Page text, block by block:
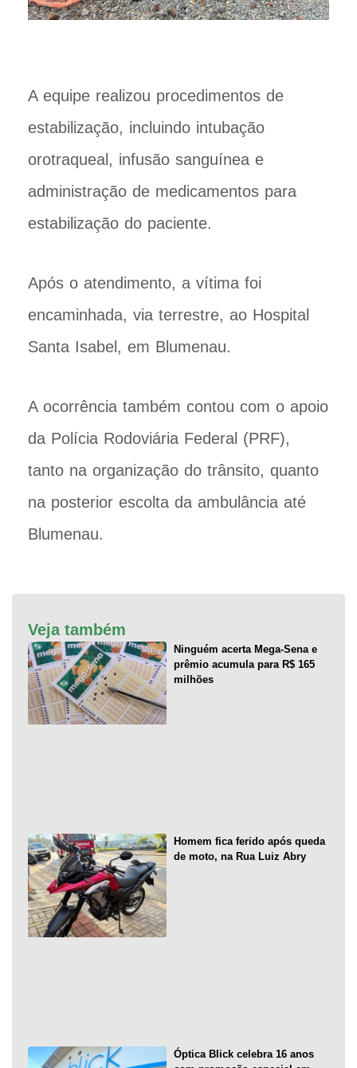
A equipe realizou procedimentos de
estabilização, incluindo intubação
orotraqueal, infusão sanguínea e
administração de medicamentos para
estabilização do paciente.
Após o atendimento, a vítima foi
encaminhada, via terrestre, ao Hospital
Santa Isabel, em Blumenau.
A ocorrência também contou com o apoio
da Polícia Rodoviária Federal (PRF),
tanto na organização do trânsito, quanto
na posterior escolta da ambulância até
Blumenau.
Veja também
Ninguém acerta Mega-Sena e
prêmio acumula para R$ 165
milhões
Homem fica ferido após queda
de moto, na Rua Luiz Abry
Óptica Blick celebra 16 anos